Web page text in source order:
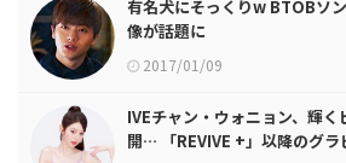
有名犬にそっくりw BTOBソ
像が話題に
2017/01/09
IVEチャン・ウォニョン、輝
開… 「REVIVE +」以降のグラ